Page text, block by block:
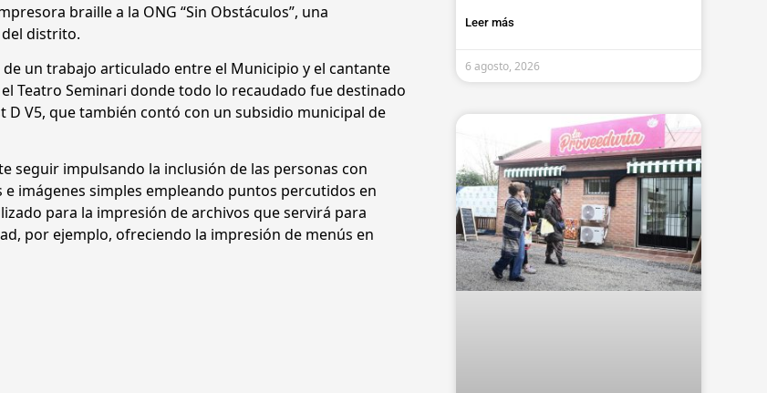
braille a la ONG “Sin Obstáculos”, una
distrito.
un trabajo articulado entre el Municipio y el cantante
Teatro Seminari donde todo lo recaudado fue destinado
V5, que también contó con un subsidio municipal de
seguir impulsando la inclusión de las personas con
imágenes simples empleando puntos percutidos en
para la impresión de archivos que servirá para
por ejemplo, ofreciendo la impresión de menús en
Leer más
6 agosto, 2026